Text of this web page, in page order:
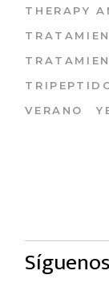
THERAPY
VERANO